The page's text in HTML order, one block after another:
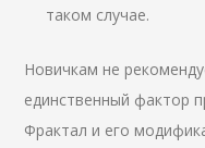
таком случае.
Новичкам не
единственный фактор
Фрактал и его